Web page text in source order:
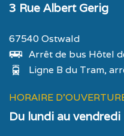
3 Rue Albert Gerig
67540 Ostwald
Arrêt de bus Hôtel
Ligne B du Tram,
HORAIRE
Du lundi au vendredi